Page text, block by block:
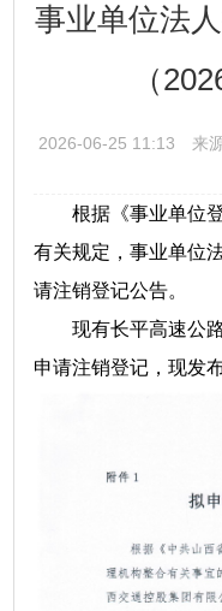
事业单位法
（
2026-06-25 11:13
来
根据《事业单位
有关规定，事业单位
请注销登记公告。
现有长平高速公
申请注销登记，现发